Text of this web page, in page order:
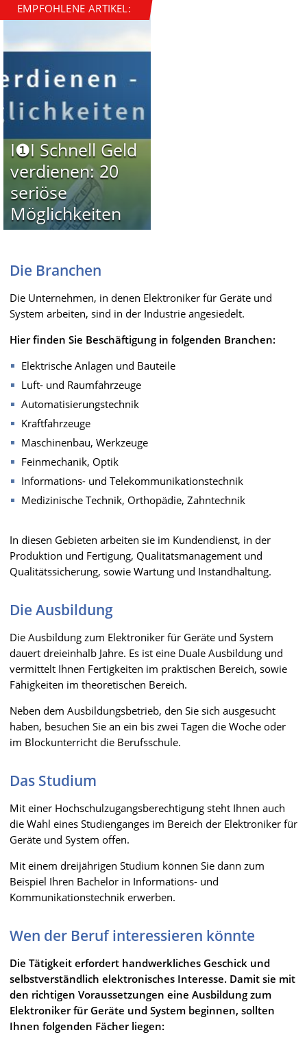
EMPFOHLENE ARTIKEL:
I❶I Schnell Geld
verdienen: 20
seriöse
Möglichkeiten
Die Branchen
Die Unternehmen, in denen Elektroniker für Geräte und
System arbeiten, sind in der Industrie angesiedelt.
Hier finden Sie Beschäftigung in folgenden Branchen:
Elektrische Anlagen und Bauteile
Luft- und Raumfahrzeuge
Automatisierungstechnik
Kraftfahrzeuge
Maschinenbau, Werkzeuge
Feinmechanik, Optik
Informations- und Telekommunikationstechnik
Medizinische Technik, Orthopädie, Zahntechnik
In diesen Gebieten arbeiten sie im Kundendienst, in der
Produktion und Fertigung, Qualitätsmanagement und
Qualitätssicherung, sowie Wartung und Instandhaltung.
Die Ausbildung
Die Ausbildung zum Elektroniker für Geräte und System
dauert dreieinhalb Jahre. Es ist eine Duale Ausbildung und
vermittelt Ihnen Fertigkeiten im praktischen Bereich, sowie
Fähigkeiten im theoretischen Bereich.
Neben dem Ausbildungsbetrieb, den Sie sich ausgesucht
haben, besuchen Sie an ein bis zwei Tagen die Woche oder
im Blockunterricht die Berufsschule.
Das Studium
Mit einer Hochschulzugangsberechtigung steht Ihnen auch
die Wahl eines Studienganges im Bereich der Elektroniker für
Geräte und System offen.
Mit einem dreijährigen Studium können Sie dann zum
Beispiel Ihren Bachelor in Informations- und
Kommunikationstechnik erwerben.
Wen der Beruf interessieren könnte
Die Tätigkeit erfordert handwerkliches Geschick und
selbstverständlich elektronisches Interesse. Damit sie mit
den richtigen Voraussetzungen eine Ausbildung zum
Elektroniker für Geräte und System beginnen, sollten
Ihnen folgenden Fächer liegen: